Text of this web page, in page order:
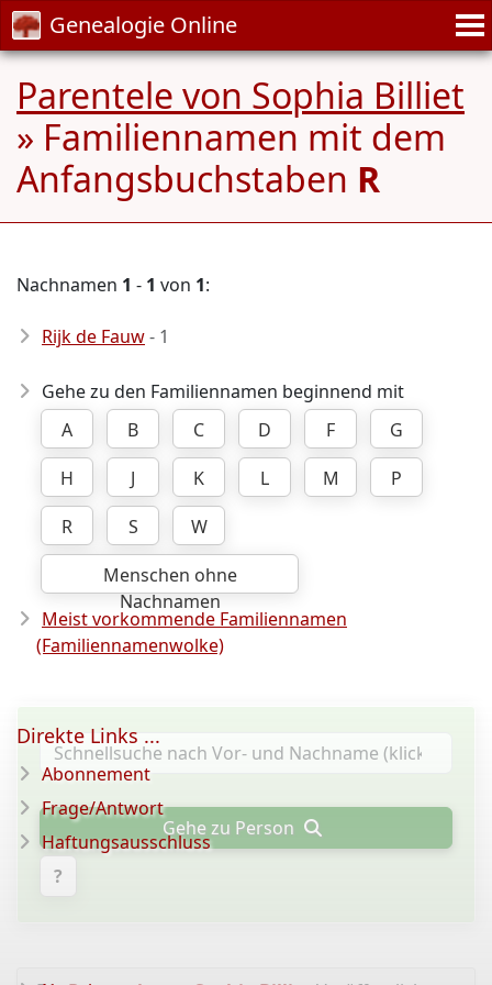
Genealogie Online
Parentele von Sophia Billiet
» Familiennamen mit dem
Anfangsbuchstaben R
Nachnamen 1 - 1 von 1:
Rijk de Fauw- 1
Gehe zu den Familiennamen beginnend mit
A
B C D F
G
H
J K L M
P
R
S
W
Menschen ohne
Nachnamen
Meist vorkommende Familiennamen
(Familiennamenwolke)
Gehe zu Person
?
Direkte Links ...
Abonnement
Frage/Antwort
Haftungsausschluss